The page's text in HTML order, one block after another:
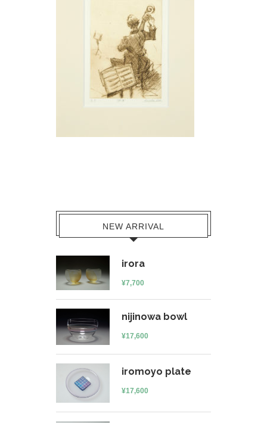
NEW ARRIVAL
irora
¥7,700
nijinowa bowl
¥17,600
iromoyo plate
¥17,600